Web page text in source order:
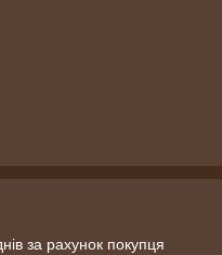
за рахунок покупця